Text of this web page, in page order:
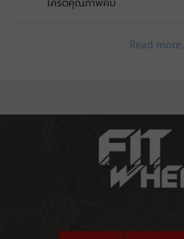
โครตคุณภาพคับ
Read